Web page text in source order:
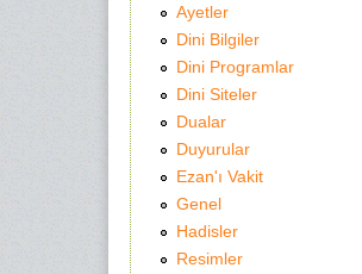
Ayetler
Dini Bilgiler
Dini Programlar
Dini Siteler
Dualar
Duyurular
Ezan'ı Vakit
Genel
Hadisler
Resimler